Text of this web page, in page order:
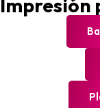
Impresión